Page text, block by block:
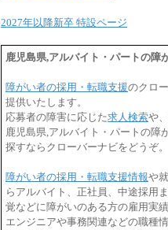
2027年以降新卒 特設ページ
鹿児島県,アルバイト・パートの障
障がい者の採用・転職支援のクロ
提供いたします。
応募者の障害に応じた求人検索や
鹿児島県,アルバイト・パートの障
探すならクローバーナビをどうぞ。
障がい者の採用・転職支援情報や
らアルバイト、正社員、中途採用ま
覚などに障がいのある方の雇用実
エンジニアや事務関連などの職種